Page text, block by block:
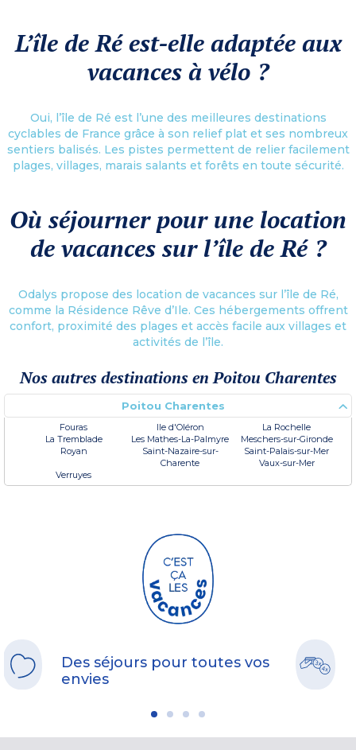
L’île de Ré est-elle adaptée aux
vacances à vélo ?
Oui, l’île de Ré est l’une des meilleures destinations
cyclables de France grâce à son relief plat et ses nombreux
sentiers balisés. Les pistes permettent de relier facilement
plages, villages, marais salants et forêts en toute sécurité.
Où séjourner pour une location
de vacances sur l’île de Ré ?
Odalys propose des location de vacances sur l’île de Ré,
comme la Résidence Rêve d’Ile. Ces hébergements offrent
confort, proximité des plages et accès facile aux villages et
activités de l’île.
Nos autres destinations en Poitou Charentes
Poitou Charentes
Fouras Ile d'Oléron
La Rochelle
La Tremblade
Les Mathes-La-Palmyre
Meschers-sur-Gironde
Royan
Saint-Nazaire-sur-
Charente
Saint-Palais-sur-Mer
Vaux-sur-Mer
Verruyes
Des séjours pour toutes vos
envies